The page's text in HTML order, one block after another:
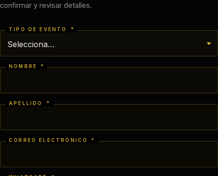
confirmar y revisar detalles.
TIPO DE EVENTO *
NOMBRE *
APELLIDO *
CORREO ELECTRÓNICO *